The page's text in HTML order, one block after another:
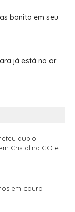
bonita em seu
já está no ar
duplo
Cristalina GO e
em couro